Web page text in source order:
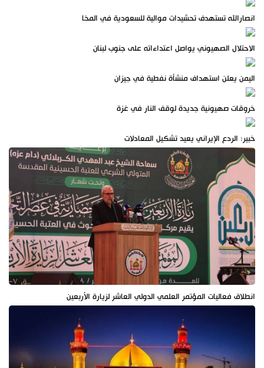
انصارالله تستهدف تحشيدات موالية للسعودية في المخا
الاحتلال الصهيوني يواصل اعتداءاته على جنوب لبنان
اليمن يعلن استهداف منشأة نفطية في جيزان
خروقات صهيونية جديدة لوقف النار في غزة
خبير: الردع الإيراني يعيد تشكيل المعادلات
انطلاق فعاليات المؤتمر العلمي الدولي العاشر لزيارة الأربعين